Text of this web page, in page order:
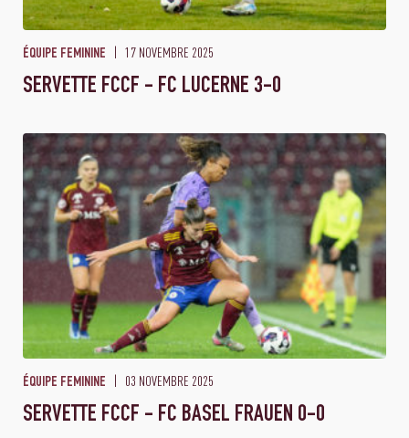
ÉQUIPE FEMININE 17 NOVEMBRE 2025
SERVETTE FCCF - FC LUCERNE 3-0
ÉQUIPE FEMININE 03 NOVEMBRE 2025
SERVETTE FCCF - FC BASEL FRAUEN 0-0